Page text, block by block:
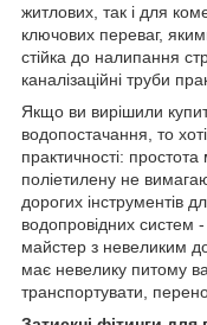
житлових, так і для
ключових переваг,
стійка до налипання
каналізаційні труби
Якщо ви вирішили
водопостачання, то
практичності:
поліетилену не
дорогих інструментів
водопровідних систем
майстер з невеликим
має невелику питому
транспортувати,